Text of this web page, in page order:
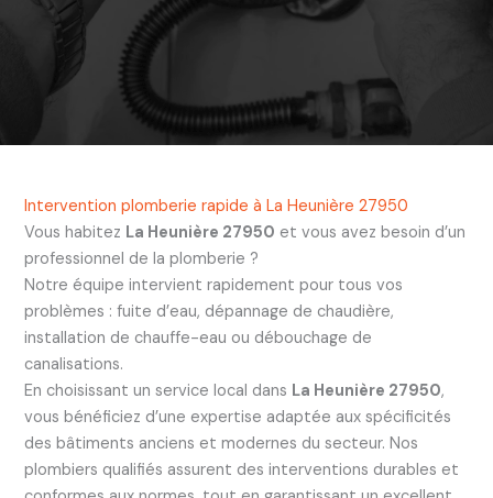
Intervention plomberie rapide à La Heunière 27950
Vous habitez La Heunière 27950 et vous avez besoin d’un
professionnel de la plomberie ?
Notre équipe intervient rapidement pour tous vos
problèmes : fuite d’eau, dépannage de chaudière,
installation de chauffe-eau ou débouchage de
canalisations.
En choisissant un service local dans La Heunière 27950,
vous bénéficiez d’une expertise adaptée aux spécificités
des bâtiments anciens et modernes du secteur. Nos
plombiers qualifiés assurent des interventions durables et